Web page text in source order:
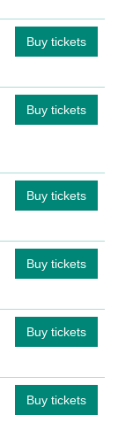
Buy tickets
Buy tickets
Buy tickets
Buy tickets
Buy tickets
Buy tickets